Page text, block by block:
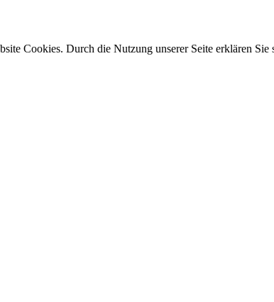
Cookies. Durch die Nutzung unserer Seite erklären